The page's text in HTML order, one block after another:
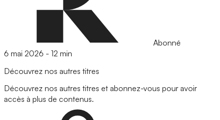
Abonné
6 mai 2026 - 12 min
Découvrez nos autres titres
Découvrez nos autres titres et abonnez-vous pour avoir
accès à plus de contenus.